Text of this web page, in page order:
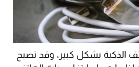
الذكية بشكل كبير، وقد تصبح